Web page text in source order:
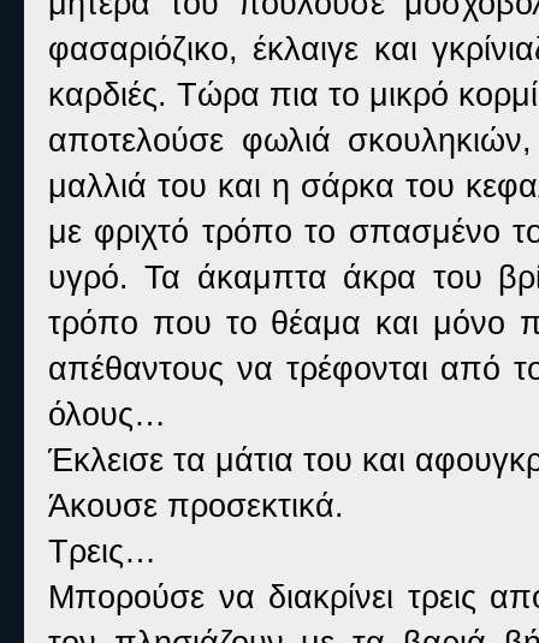
φασαριόζικο, έκλαιγε και
καρδιές. Τώρα πια το μικρό
αποτελούσε φωλιά
μαλλιά του και η σάρκα του
με φριχτό τρόπο το σπασμένο
υγρό. Τα άκαμπτα άκρα του
τρόπο που το θέαμα και μόνο
απέθαντους να τρέφονται από
όλους…
Έκλεισε τα μάτια του και
Άκουσε προσεκτικά.
Τρεις…
Μπορούσε να διακρίνει τρεις